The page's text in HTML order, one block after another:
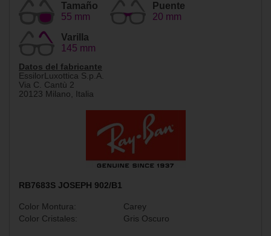
Tamaño
55 mm
Puente
20 mm
Varilla
145 mm
Datos del fabricante
EssilorLuxottica S.p.A.
Via C. Cantù 2
20123 Milano, Italia
RB7683S JOSEPH 902/B1
Color Montura:
Carey
Color Cristales:
Gris Oscuro